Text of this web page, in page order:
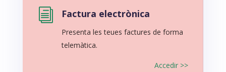
i Factura electrònica
Presenta les teues factures de forma
telemàtica.
Accedir >>